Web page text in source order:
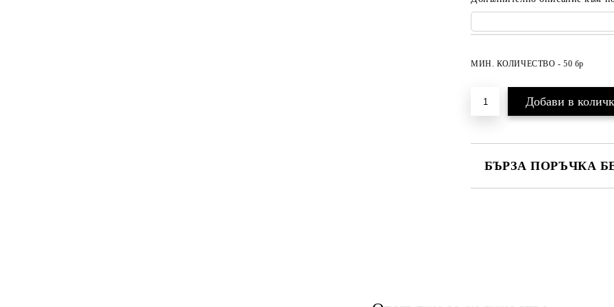
МИН. КОЛИЧЕСТВО - 50 бр
БЪРЗА ПОРЪЧКА